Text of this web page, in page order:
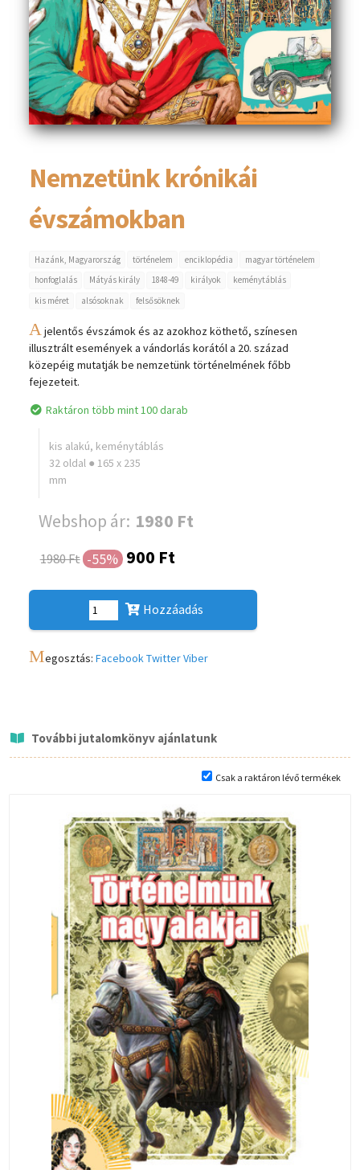
Nemzetünk krónikái
évszámokban
Hazánk, Magyarország történelem enciklopédia
magyar történelem
honfoglalás
Mátyás király 1848-49 királyok
keménytáblás
kis méret
alsósoknak felsősöknek
Ajelentős évszámok és az azokhoz köthető, színesen
illusztrált események a vándorlás korától a 20. század
közepéig mutatják be nemzetünk történelmének főbb
fejezeteit.
Raktáron több mint 100 darab
kis alakú, keménytáblás
32 oldal ● 165 x 235
mm
Webshop ár: 1980 Ft
1980 Ft -55% 900 Ft
Hozzáadás
Megosztás: FacebookTwitterViber
További jutalomkönyv ajánlatunk
Csak a raktáron lévő termékek